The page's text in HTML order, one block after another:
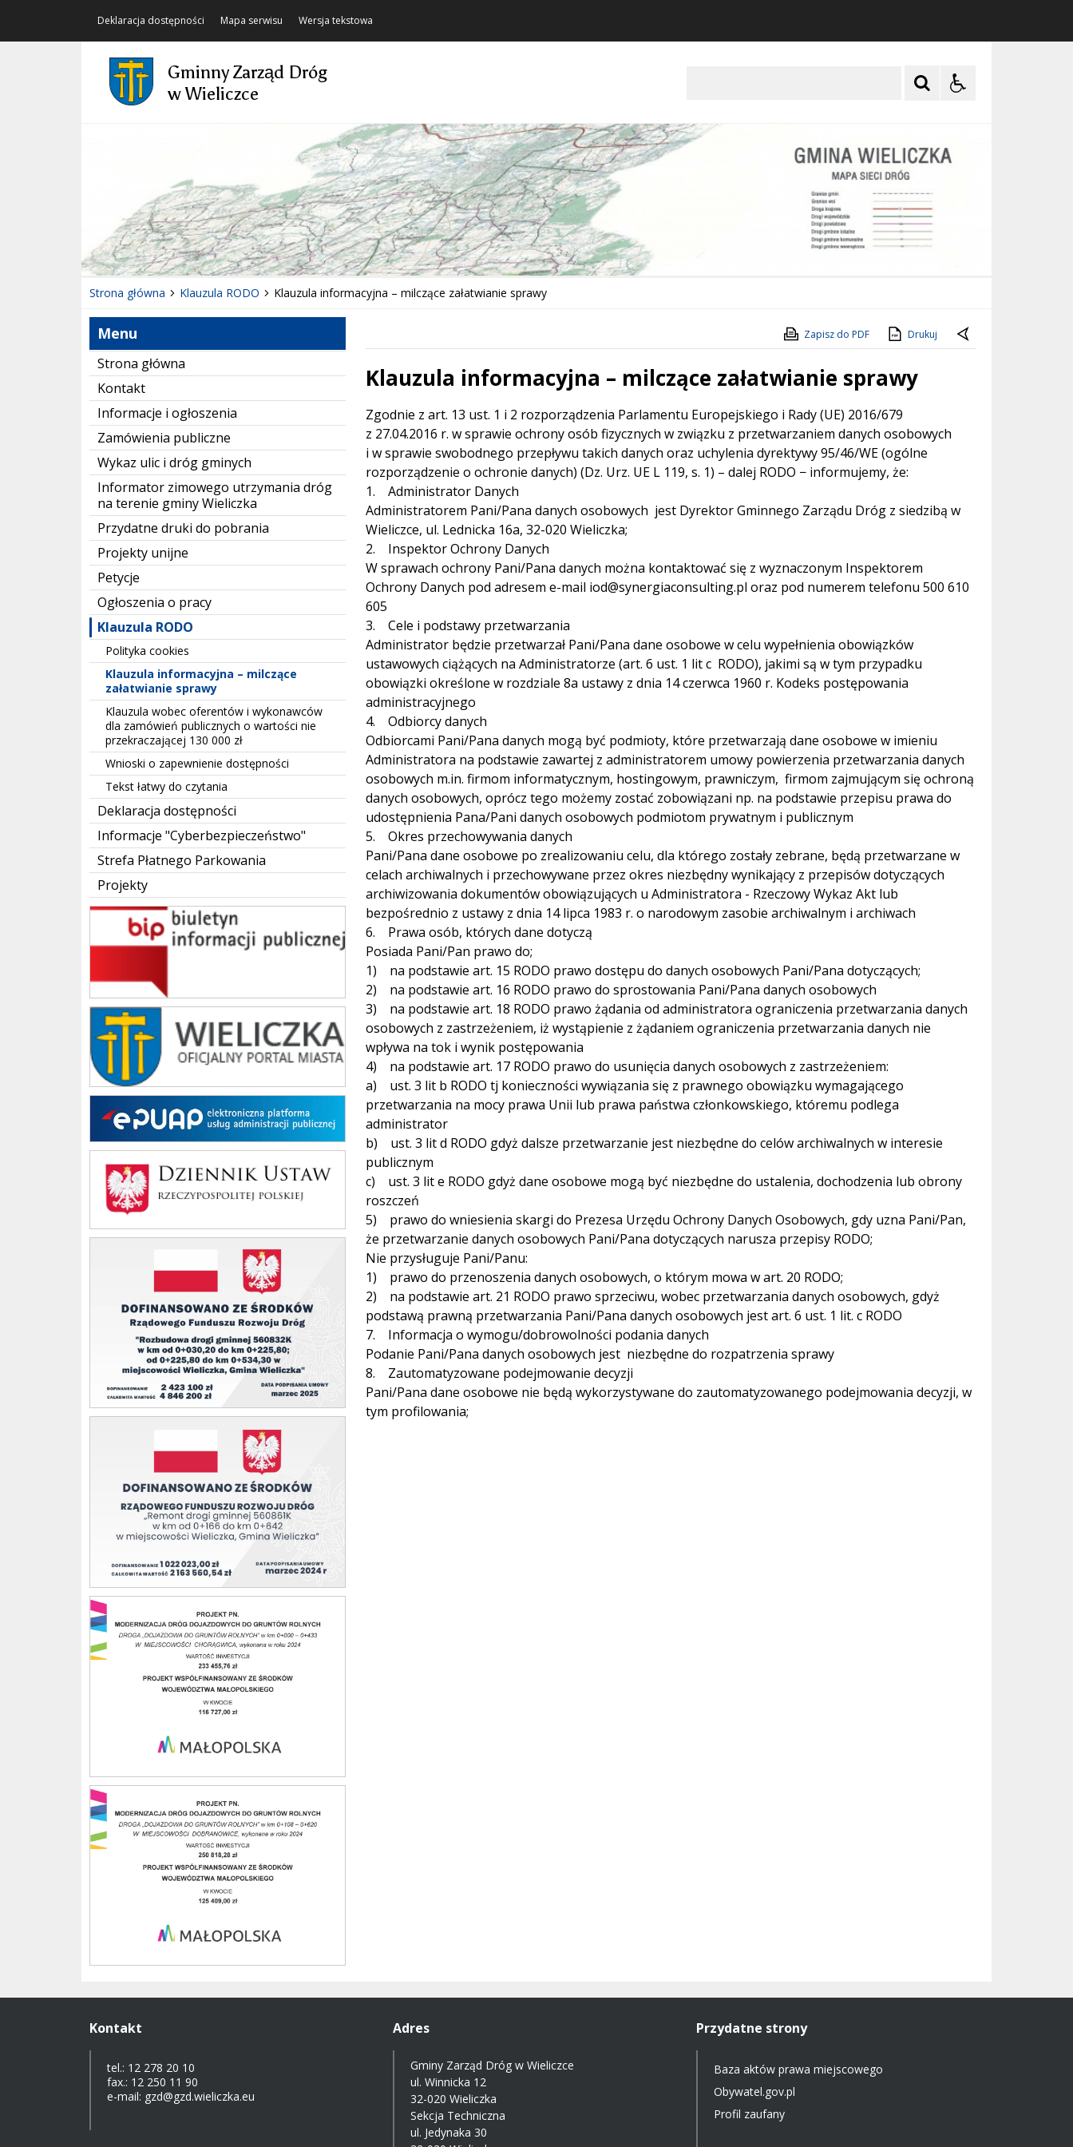
Deklaracja dostępności Mapa serwisu Wersja tekstowa
Gminny Zarząd Dróg
w Wieliczce
Strona główna Klauzula RODO Klauzula informacyjna – milczące załatwianie sprawy
Menu
Strona główna
Kontakt
Informacje i ogłoszenia
Zamówienia publiczne
Wykaz ulic i dróg gminych
Informator zimowego utrzymania dróg
na terenie gminy Wieliczka
Przydatne druki do pobrania
Projekty unijne
Petycje
Ogłoszenia o pracy
Klauzula RODO
Polityka cookies
Klauzula informacyjna – milczące
załatwianie sprawy
Klauzula wobec oferentów i wykonawców
dla zamówień publicznych o wartości nie
przekraczającej 130 000 zł
Wnioski o zapewnienie dostępności
Tekst łatwy do czytania
Deklaracja dostępności
Informacje "Cyberbezpieczeństwo"
Strefa Płatnego Parkowania
Projekty
BIP
Urząd Miasta i Gminy w Wieliczce
EPUAP
Zapisz do PDF Drukuj
Klauzula informacyjna – milczące załatwianie sprawy
Treść
Zgodnie z art. 13 ust. 1 i 2 rozporządzenia Parlamentu Europejskiego i Rady (UE) 2016/679
z 27.04.2016 r. w sprawie ochrony osób fizycznych w związku z przetwarzaniem danych osobowych
i w sprawie swobodnego przepływu takich danych oraz uchylenia dyrektywy 95/46/WE (ogólne
rozporządzenie o ochronie danych) (Dz. Urz. UE L 119, s. 1) – dalej RODO − informujemy, że:
1. Administrator Danych
Administratorem Pani/Pana danych osobowych jest Dyrektor Gminnego Zarządu Dróg z siedzibą w
Wieliczce, ul. Lednicka 16a, 32-020 Wieliczka;
2. Inspektor Ochrony Danych
W sprawach ochrony Pani/Pana danych można kontaktować się z wyznaczonym Inspektorem
Ochrony Danych pod adresem e-mail iod@synergiaconsulting.pl oraz pod numerem telefonu 500 610
605
3. Cele i podstawy przetwarzania
Administrator będzie przetwarzał Pani/Pana dane osobowe w celu wypełnienia obowiązków
ustawowych ciążących na Administratorze (art. 6 ust. 1 lit c RODO), jakimi są w tym przypadku
obowiązki określone w rozdziale 8a ustawy z dnia 14 czerwca 1960 r. Kodeks postępowania
administracyjnego
4. Odbiorcy danych
Odbiorcami Pani/Pana danych mogą być podmioty, które przetwarzają dane osobowe w imieniu
Administratora na podstawie zawartej z administratorem umowy powierzenia przetwarzania danych
osobowych m.in. firmom informatycznym, hostingowym, prawniczym, firmom zajmującym się ochroną
danych osobowych, oprócz tego możemy zostać zobowiązani np. na podstawie przepisu prawa do
udostępnienia Pana/Pani danych osobowych podmiotom prywatnym i publicznym
5. Okres przechowywania danych
Pani/Pana dane osobowe po zrealizowaniu celu, dla którego zostały zebrane, będą przetwarzane w
celach archiwalnych i przechowywane przez okres niezbędny wynikający z przepisów dotyczących
archiwizowania dokumentów obowiązujących u Administratora - Rzeczowy Wykaz Akt lub
bezpośrednio z ustawy z dnia 14 lipca 1983 r. o narodowym zasobie archiwalnym i archiwach
6. Prawa osób, których dane dotyczą
Posiada Pani/Pan prawo do;
1) na podstawie art. 15 RODO prawo dostępu do danych osobowych Pani/Pana dotyczących;
2) na podstawie art. 16 RODO prawo do sprostowania Pani/Pana danych osobowych
3) na podstawie art. 18 RODO prawo żądania od administratora ograniczenia przetwarzania danych
osobowych z zastrzeżeniem, iż wystąpienie z żądaniem ograniczenia przetwarzania danych nie
wpływa na tok i wynik postępowania
4) na podstawie art. 17 RODO prawo do usunięcia danych osobowych z zastrzeżeniem:
a) ust. 3 lit b RODO tj konieczności wywiązania się z prawnego obowiązku wymagającego
przetwarzania na mocy prawa Unii lub prawa państwa członkowskiego, któremu podlega
administrator
b) ust. 3 lit d RODO gdyż dalsze przetwarzanie jest niezbędne do celów archiwalnych w interesie
publicznym
c) ust. 3 lit e RODO gdyż dane osobowe mogą być niezbędne do ustalenia, dochodzenia lub obrony
roszczeń
5) prawo do wniesienia skargi do Prezesa Urzędu Ochrony Danych Osobowych, gdy uzna Pani/Pan,
że przetwarzanie danych osobowych Pani/Pana dotyczących narusza przepisy RODO;
Nie przysługuje Pani/Panu:
1) prawo do przenoszenia danych osobowych, o którym mowa w art. 20 RODO;
2) na podstawie art. 21 RODO prawo sprzeciwu, wobec przetwarzania danych osobowych, gdyż
podstawą prawną przetwarzania Pani/Pana danych osobowych jest art. 6 ust. 1 lit. c RODO
7. Informacja o wymogu/dobrowolności podania danych
Podanie Pani/Pana danych osobowych jest niezbędne do rozpatrzenia sprawy
8. Zautomatyzowane podejmowanie decyzji
Pani/Pana dane osobowe nie będą wykorzystywane do zautomatyzowanego podejmowania decyzji, w
tym profilowania;
Kontakt
tel.: 12 278 20 10
fax.: 12 250 11 90
e-mail: gzd@gzd.wieliczka.eu
Adres
Gminy Zarząd Dróg w Wieliczce
ul. Winnicka 12
32-020 Wieliczka
Sekcja Techniczna
ul. Jedynaka 30
Przydatne strony
Baza aktów prawa miejscowego
Obywatel.gov.pl
Profil zaufany